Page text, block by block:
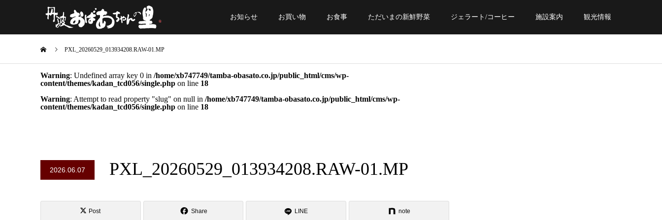
お知らせ お買い物 お食事 ただいまの新鮮野菜 ジェラート/コーヒー 施設案内 観光情報
PXL_20260529_013934208.RAW-01.MP
Warning: Undefined array key 0 in /home/xb747749/tamba-obasato.co.jp/public_html/cms/wp-
content/themes/kadan_tcd056/single.php on line 18
Warning: Attempt to read property "slug" on null in /home/xb747749/tamba-obasato.co.jp/public_html/cms/wp-
content/themes/kadan_tcd056/single.php on line 18
2026.06.07 PXL_20260529_013934208.RAW-01.MP
Post Share LINE note